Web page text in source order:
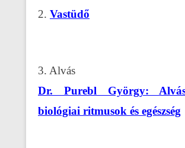
2. Vastüdő
3. Alvás
Dr. Purebl György:
biológiai ritmusok és egészség